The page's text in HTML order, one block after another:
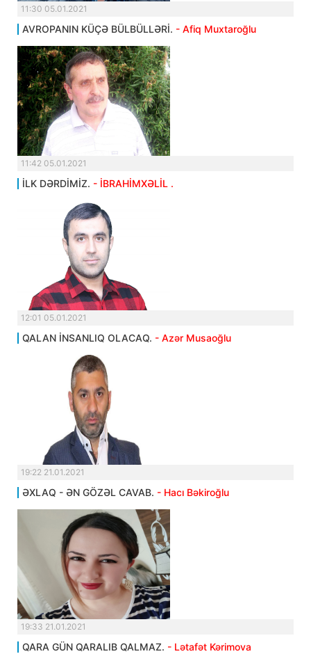
11:30 05.01.2021
AVROPANIN KÜÇƏ BÜLBÜLLƏRİ. - Afiq Muxtaroğlu
11:42 05.01.2021
İLK DƏRDİMİZ. - İBRAHİMXƏLİL .
12:01 05.01.2021
QALAN İNSANLIQ OLACAQ. - Azər Musaoğlu
19:22 21.01.2021
ƏXLAQ - ƏN GÖZƏL CAVAB. - Hacı Bəkiroğlu
19:33 21.01.2021
QARA GÜN QARALIB QALMAZ. - Lətafət Kərimova